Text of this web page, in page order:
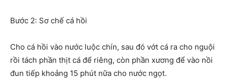
Bước 2: Sơ chế cá hồi
Cho cá hồi vào nước luộc chín, sau đó vớt cá ra cho nguội
rồi tách phần thịt cá để riêng, còn phần xương để vào nồi
đun tiếp khoảng 15 phút nữa cho nước ngọt.